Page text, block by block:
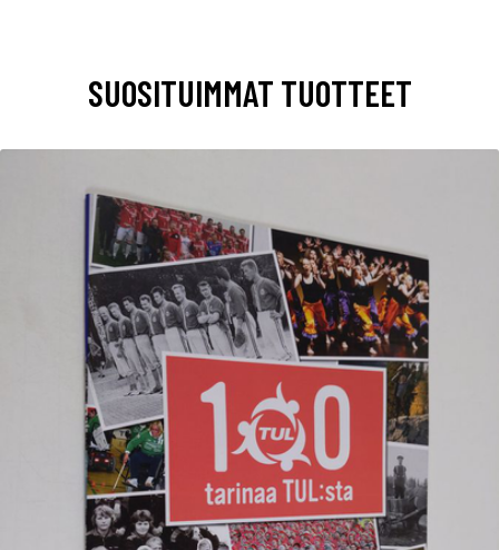
SUOSITUIMMAT TUOTTEET